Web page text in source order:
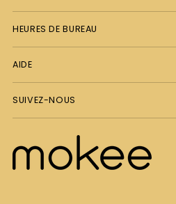
HEURES DE BUREAU
AIDE
SUIVEZ-NOUS